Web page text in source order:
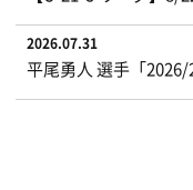
2026.07.31
平尾勇人 選手「